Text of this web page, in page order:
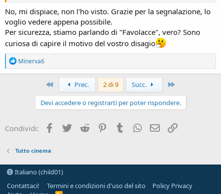
No, mi dispiace, non l'ho visto. Grazie per la segnalazione, lo
voglio vedere appena possibile.
Per sicurezza, stiamo parlando di "Favolacce", vero? Sono
curiosa di capire il motivo del vostro disagio
R
e
a
:
Minerva6
Primo Prec. 2 di 9 Succ.
Devi accedere o registrarti per poter rispondere.
Condividi: Facebook
Twitter Reddit PinterestTumblrWhatsApp
e-mail
Tutto cinema
Italiano (child01)
Contattaci!
Termini e condizioni d'uso del sito
Policy Privacy